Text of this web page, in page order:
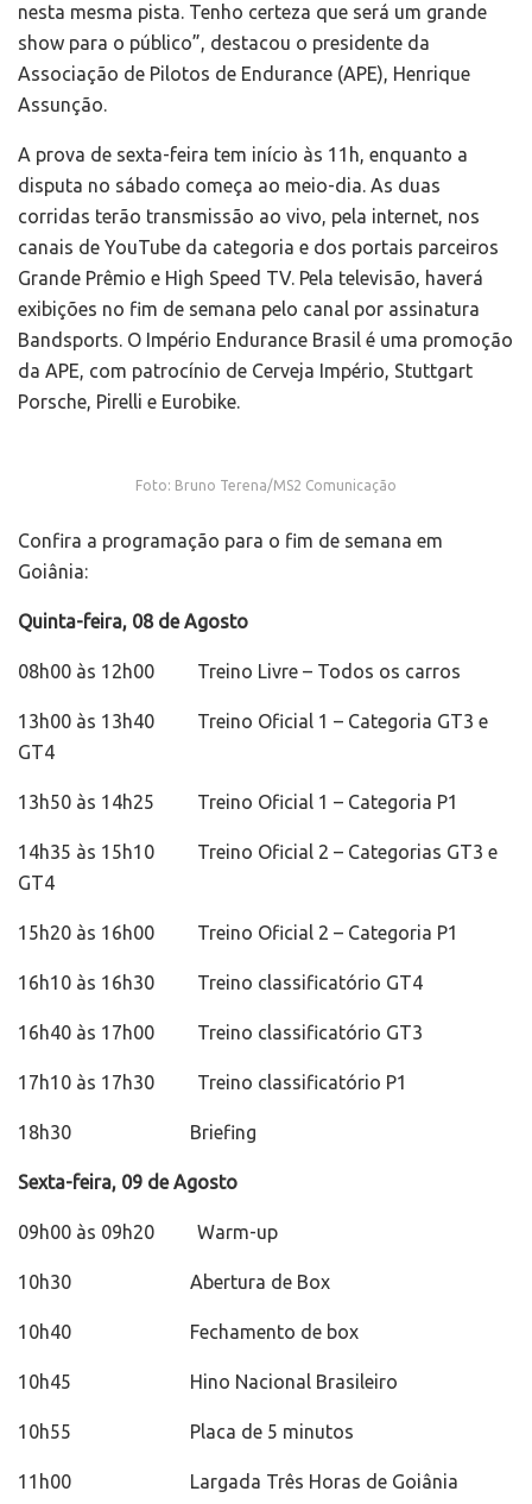
nesta mesma pista. Tenho certeza que será um grande
show para o público”, destacou o presidente da
Associação de Pilotos de Endurance (APE), Henrique
Assunção.
A prova de sexta-feira tem início às 11h, enquanto a
disputa no sábado começa ao meio-dia. As duas
corridas terão transmissão ao vivo, pela internet, nos
canais de YouTube da categoria e dos portais parceiros
Grande Prêmio e High Speed TV. Pela televisão, haverá
exibições no fim de semana pelo canal por assinatura
Bandsports. O Império Endurance Brasil é uma promoção
da APE, com patrocínio de Cerveja Império, Stuttgart
Porsche, Pirelli e Eurobike.
Foto: Bruno Terena/MS2 Comunicação
Confira a programação para o fim de semana em
Goiânia:
Quinta-feira, 08 de Agosto
08h00 às 12h00 Treino Livre – Todos os carros
13h00 às 13h40 Treino Oficial 1 – Categoria GT3 e
GT4
13h50 às 14h25 Treino Oficial 1 – Categoria P1
14h35 às 15h10 Treino Oficial 2 – Categorias GT3 e
GT4
15h20 às 16h00 Treino Oficial 2 – Categoria P1
16h10 às 16h30 Treino classificatório GT4
16h40 às 17h00 Treino classificatório GT3
17h10 às 17h30 Treino classificatório P1
18h30 Briefing
Sexta-feira, 09 de Agosto
09h00 às 09h20 Warm-up
10h30 Abertura de Box
10h40 Fechamento de box
10h45 Hino Nacional Brasileiro
10h55 Placa de 5 minutos
11h00 Largada Três Horas de Goiânia